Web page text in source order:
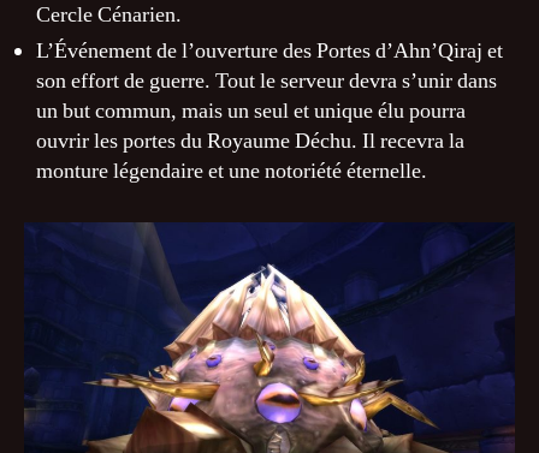
Cercle Cénarien.
L’Événement de l’ouverture des Portes d’Ahn’Qiraj et
son effort de guerre. Tout le serveur devra s’unir dans
un but commun, mais un seul et unique élu pourra
ouvrir les portes du Royaume Déchu. Il recevra la
monture légendaire et une notoriété éternelle.